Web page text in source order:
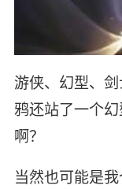
游侠、幻型、
鸦还站了一个
啊？
当然也可能是